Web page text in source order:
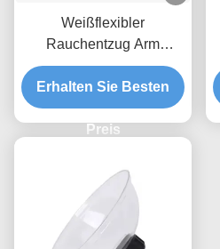
Weißflexibler
Rauchentzug Arm
Aluminiumlegierung für
Rauchentzug
Erhalten Sie Besten
Preis